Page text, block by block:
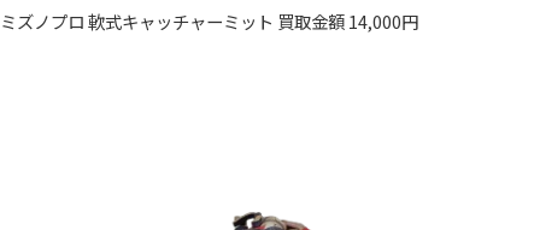
ミズノプロ 軟式キャッチャーミット 買取金額 14,000円